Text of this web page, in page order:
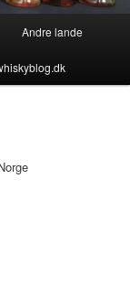
Andre lande